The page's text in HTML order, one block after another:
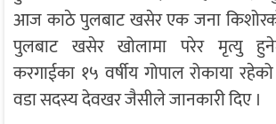
आज काठे पुलबाट खसेर एक जना
पुलबाट खसेर खोलामा परेर मृत्यु
करगाईका १५ वर्षीय गोपाल रोकाया
वडा सदस्य देवखर जैसीले जानकारी दिए ।